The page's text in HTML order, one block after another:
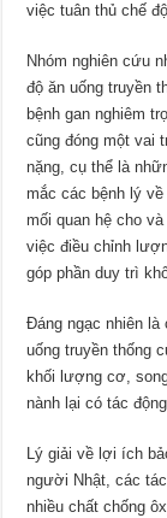
việc tuân thủ chế
Nhóm nghiên cứu
độ ăn uống truyền
bệnh gan nghiêm
cũng đóng một vai
nặng, cụ thể là
mắc các bệnh lý
mối quan hệ cho
việc điều chỉnh
góp phần duy trì
Đáng ngạc nhiên là
uống truyền thống
khối lượng cơ,
nành lại có tác
Lý giải về lợi ích
người Nhật, các
nhiều chất chống